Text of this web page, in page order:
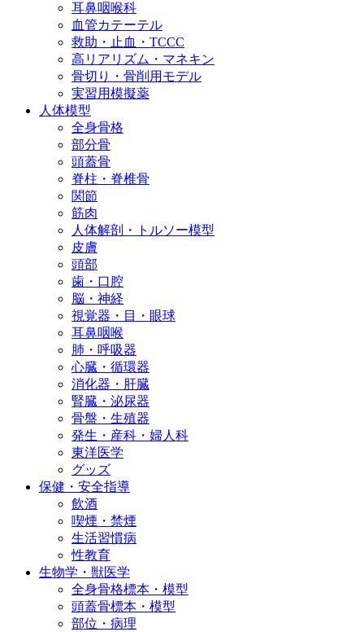
耳鼻咽喉科
血管カテーテル
救助・止血・TCCC
高リアリズム・マネキン
骨切り・骨削用モデル
実習用模擬薬
人体模型
全身骨格
部分骨
頭蓋骨
脊柱・脊椎骨
関節
筋肉
人体解剖・トルソー模型
皮膚
頭部
歯・口腔
脳・神経
視覚器・目・眼球
耳鼻咽喉
肺・呼吸器
心臓・循環器
消化器・肝臓
腎臓・泌尿器
骨盤・生殖器
発生・産科・婦人科
東洋医学
グッズ
保健・安全指導
飲酒
喫煙・禁煙
生活習慣病
性教育
生物学・獣医学
全身骨格標本・模型
頭蓋骨標本・模型
部位・病理